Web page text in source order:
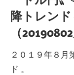
降トレンド
（20190802
２０１９年８月
ド 。